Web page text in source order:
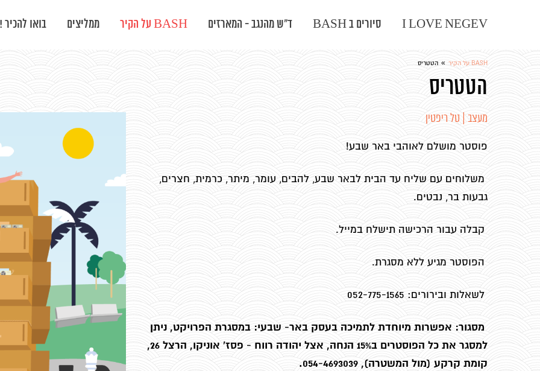
I LOVE NEGEV סיורים ב BASH ד"ש מהנגב - המארזים BASH על הקיר ממליצים בואו להכיר !
BASH על הקיר » הטטריס
הטטריס
מעצב | טל ריפטין
פוסטר מושלם לאוהבי באר שבע!
משלוחים עם שליח עד הבית לבאר שבע, להבים, עומר, מיתר, כרמית, חצרים,
גבעות בר, נבטים.
קבלה עבור הרכישה תישלח במייל.
הפוסטר מגיע ללא מסגרת.
לשאלות ובירורים: 052-775-1565
מסגור: אפשרות מיוחדת לתמיכה בעסק באר- שבעי: במסגרת הפרויקט, ניתן
למסגר את כל הפוסטרים ב15% הנחה, אצל יהודה רווח - פסז' אוניקו, הרצל 26,
קומת קרקע (מול המשטרה), 054-4693039.